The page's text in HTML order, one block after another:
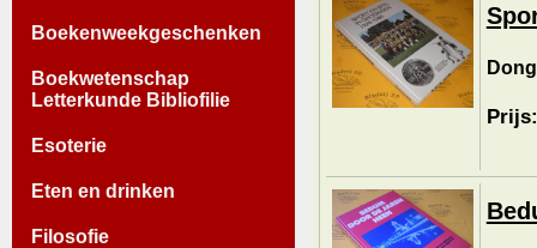
Boekenweekgeschenken
Boekwetenschap
Letterkunde Bibliofilie
Esoterie
Eten en drinken
Filosofie